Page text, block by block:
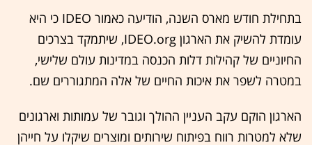
בתחילת חודש מארס השנה, הודיעה כאמור IDEO כי היא
עומדת להשיק את הארגון IDEO.org, שיתמקד בצרכים
החיוניים של קהילות דלות הכנסה במדינות עולם שלישי,
במטרה לשפר את איכות החיים של אלה המתגוררים שם.
הארגון הוקם עקב העניין ההולך וגובר של עמותות וארגונים
שלא למטרות רווח בפיתוח שירותים ומוצרים שיקלו על חייהן